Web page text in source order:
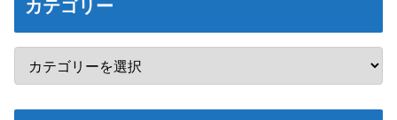
カテゴリー